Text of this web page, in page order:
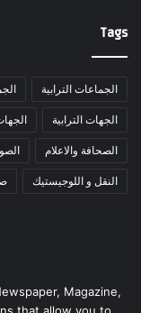
Tags
الجماعات الترابية
الجهات الترابية
الصحافة والاعلام
النقل و اللوجيستيك
Magazine,